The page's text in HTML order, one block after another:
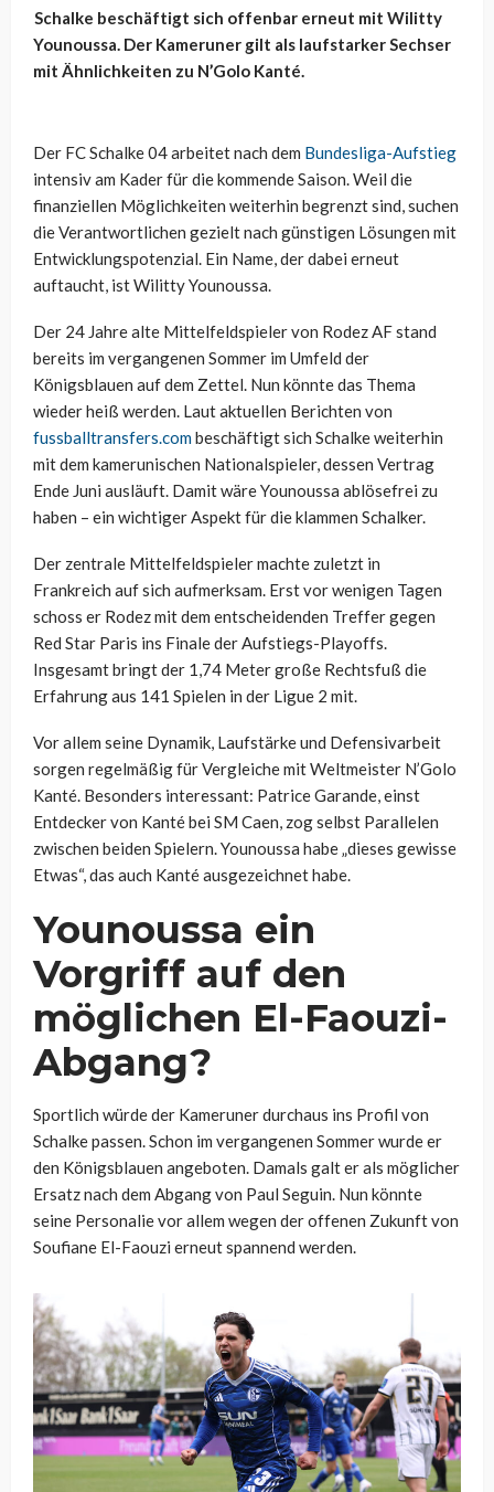
Schalke beschäftigt sich offenbar erneut mit Wilitty
Younoussa. Der Kameruner gilt als laufstarker Sechser
mit Ähnlichkeiten zu N’Golo Kanté.
Der FC Schalke 04 arbeitet nach dem Bundesliga-Aufstieg
intensiv am Kader für die kommende Saison. Weil die
finanziellen Möglichkeiten weiterhin begrenzt sind, suchen
die Verantwortlichen gezielt nach günstigen Lösungen mit
Entwicklungspotenzial. Ein Name, der dabei erneut
auftaucht, ist Wilitty Younoussa.
Der 24 Jahre alte Mittelfeldspieler von Rodez AF stand
bereits im vergangenen Sommer im Umfeld der
Königsblauen auf dem Zettel. Nun könnte das Thema
wieder heiß werden. Laut aktuellen Berichten von
fussballtransfers.combeschäftigt sich Schalke weiterhin
mit dem kamerunischen Nationalspieler, dessen Vertrag
Ende Juni ausläuft. Damit wäre Younoussa ablösefrei zu
haben – ein wichtiger Aspekt für die klammen Schalker.
Der zentrale Mittelfeldspieler machte zuletzt in
Frankreich auf sich aufmerksam. Erst vor wenigen Tagen
schoss er Rodez mit dem entscheidenden Treffer gegen
Red Star Paris ins Finale der Aufstiegs-Playoffs.
Insgesamt bringt der 1,74 Meter große Rechtsfuß die
Erfahrung aus 141 Spielen in der Ligue 2 mit.
Vor allem seine Dynamik, Laufstärke und Defensivarbeit
sorgen regelmäßig für Vergleiche mit Weltmeister N’Golo
Kanté. Besonders interessant: Patrice Garande, einst
Entdecker von Kanté bei SM Caen, zog selbst Parallelen
zwischen beiden Spielern. Younoussa habe „dieses gewisse
Etwas“, das auch Kanté ausgezeichnet habe.
Younoussa ein
Vorgriff auf den
möglichen El-Faouzi-
Abgang?
Sportlich würde der Kameruner durchaus ins Profil von
Schalke passen. Schon im vergangenen Sommer wurde er
den Königsblauen angeboten. Damals galt er als möglicher
Ersatz nach dem Abgang von Paul Seguin. Nun könnte
seine Personalie vor allem wegen der offenen Zukunft von
Soufiane El-Faouzi erneut spannend werden.